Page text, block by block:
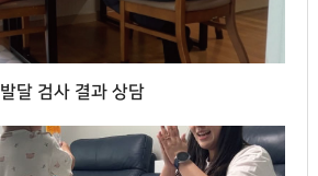
발달 검사 결과 상담